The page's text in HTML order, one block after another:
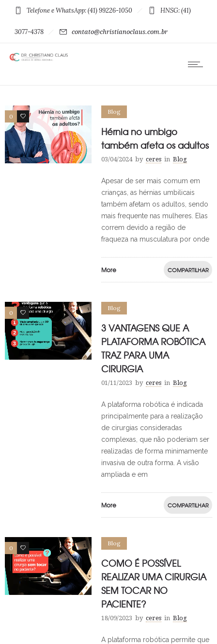
Telefone e WhatsApp: (41) 99226-1050 HNSG: (41)
3077-4378 contato@christianoclaus.com.br
0 0
Blog
Hérnia no umbigo
também afeta os adultos
03/04/2024 by ceres in Blog
Apesar de ser mais comum em
crianças, as hérnias umbilicais
também afetam os adultos, sendo
mais frequente nas mulheres. Elas
correm devido a região de
fraqueza na musculatura por onde
More COMPARTILHAR
0 0
Blog
3 VANTAGENS QUE A
PLATAFORMA ROBÓTICA
TRAZ PARA UMA
CIRURGIA
01/11/2023 by ceres in Blog
A plataforma robótica é indicada
principalmente para a realização
de cirurgias consideradas
complexas, que não poderiam ser
realizadas de forma minimamente
invasiva de outra forma. A visão
ampliada e em
More COMPARTILHAR
0 0
Blog
COMO É POSSÍVEL
REALIZAR UMA CIRURGIA
SEM TOCAR NO
PACIENTE?
18/09/2023 by ceres in Blog
A plataforma robótica permite que